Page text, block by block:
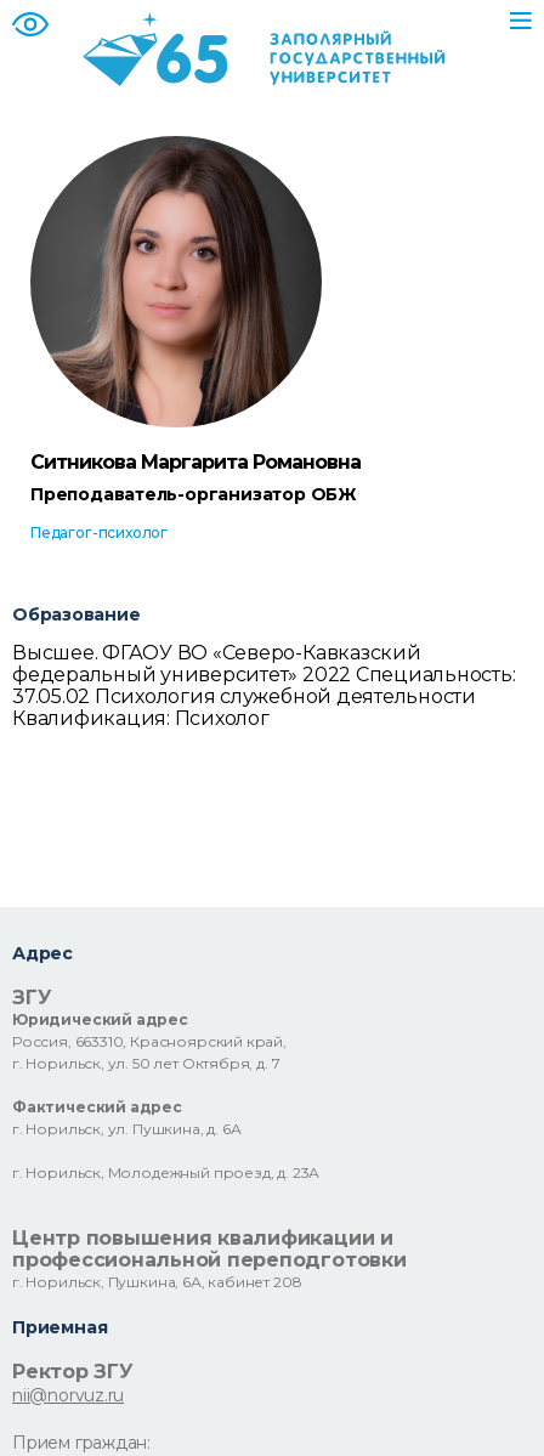
Ситникова Маргарита Романовна
Преподаватель-организатор ОБЖ
Педагог-психолог
Образование
Высшее. ФГАОУ ВО «Северо-Кавказский
федеральный университет» 2022 Специальность:
37.05.02 Психология служебной деятельности
Квалификация: Психолог
Адрес
ЗГУ
Юридический адрес
Россия, 663310, Красноярский край,
г. Норильск, ул. 50 лет Октября, д. 7
Фактический адрес
г. Норильск, ул. Пушкина, д. 6А
г. Норильск, Молодежный проезд, д. 23А
Центр повышения квалификации и
профессиональной переподготовки
г. Норильск, Пушкина, 6А, кабинет 208
Приемная
Ректор ЗГУ
nii@norvuz.ru
Прием граждан: